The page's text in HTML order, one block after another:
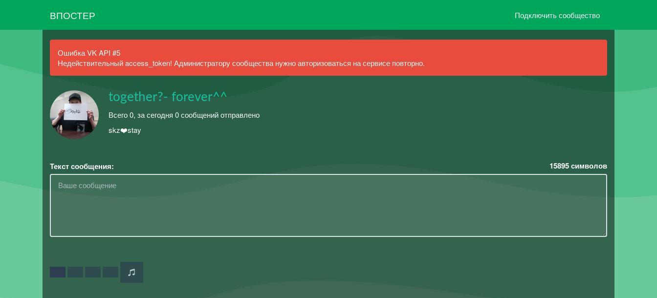
ВПОСТЕР Подключить сообщество
Ошибка VK API #5
Недействительный access_token! Администратору сообщества нужно авторизоваться на сервисе повторно.
together?- forever^^
Всего 0, за сегодня 0 сообщений отправлено
skz❤️stay
Текст сообщения: 15895символов